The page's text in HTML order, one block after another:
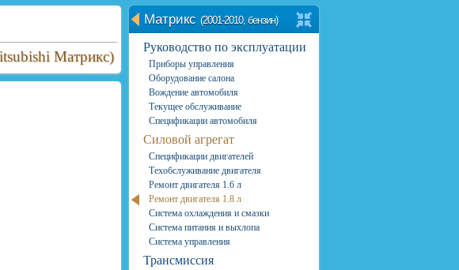
Матрикс)
Матрикс (2001-2010, бензин)
Руководство по эксплуатации
Приборы управления
Оборудование салона
Вождение автомобиля
Текущее обслуживание
Спецификации автомобиля
Силовой агрегат
Спецификации двигателей
Техобслуживание двигателя
Ремонт двигателя 1.6 л
Ремонт двигателя 1.8 л
Система охлаждения и смазки
Система питания и выхлопа
Система управления
Трансмиссия